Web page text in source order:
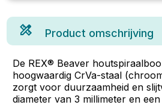
Product omschrijving
De REX® Beaver
hoogwaardig CrVa-staal
zorgt voor duurzaamheid en
diameter van 3 millimeter en